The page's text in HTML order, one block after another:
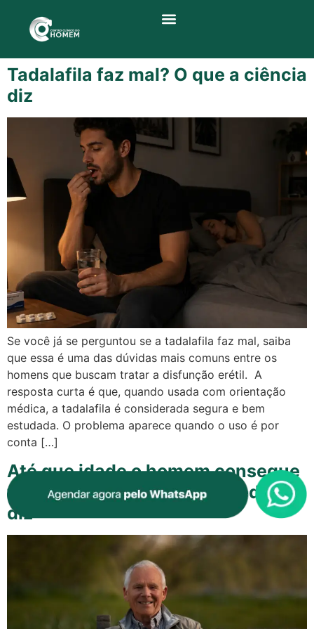
Tadalafila faz mal? O que a ciência
diz
Se você já se perguntou se a tadalafila faz mal, saiba
que essa é uma das dúvidas mais comuns entre os
homens que buscam tratar a disfunção erétil. A
resposta curta é que, quando usada com orientação
médica, a tadalafila é considerada segura e bem
estudada. O problema aparece quando o uso é por
conta […]
Até que idade o homem consegue
ter relação? Veja o que a medicina
diz